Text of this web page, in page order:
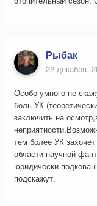
Рыбак
22 декабря,
Особо умного не
боль УК
заключить на
тем более УК
области научной
юридически
подскажут.